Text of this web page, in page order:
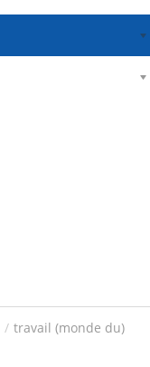
/ travail (monde du)